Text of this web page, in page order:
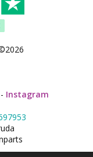
- Instagram